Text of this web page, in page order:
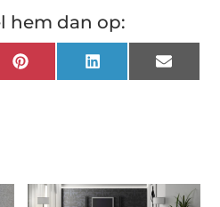
hem dan op:
Pinterest LinkedIn Email